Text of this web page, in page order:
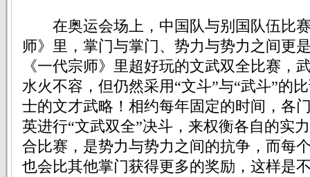
在奥运会场上，中国队与别国队伍比
师》里，掌门与掌门、势力与势力之间更
《一代宗师》里超好玩的文武双全比赛，
水火不容，但仍然采用“文斗”与“武斗”的
士的文才武略！相约每年固定的时间，各
英进行“文武双全”决斗，来权衡各自的实
合比赛，是势力与势力之间的抗争，而每
也会比其他掌门获得更多的奖励，这样是